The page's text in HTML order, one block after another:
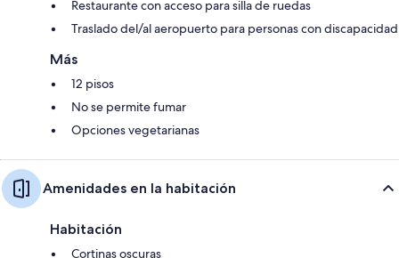
Restaurante con acceso para silla de ruedas
Traslado del/al aeropuerto para personas con discapacidad
Más
12 pisos
No se permite fumar
Opciones vegetarianas
Amenidades en la habitación
Habitación
Cortinas oscuras